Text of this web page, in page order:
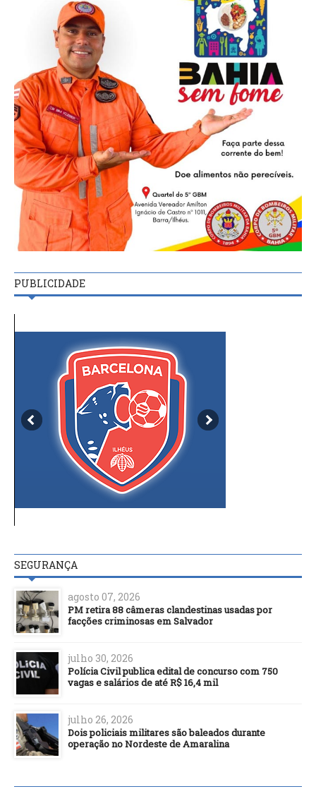
PUBLICIDADE
SEGURANÇA
agosto 07, 2026
PM retira 88 câmeras clandestinas usadas por
facções criminosas em Salvador
julho 30, 2026
Polícia Civil publica edital de concurso com 750
vagas e salários de até R$ 16,4 mil
julho 26, 2026
Dois policiais militares são baleados durante
operação no Nordeste de Amaralina